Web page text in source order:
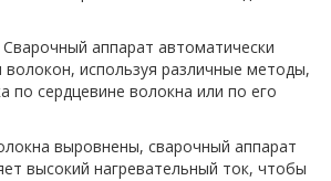
Сварочный аппарат автоматически
используя различные методы,
по сердцевине волокна или по его
выровнены, сварочный аппарат
высокий нагревательный ток, чтобы